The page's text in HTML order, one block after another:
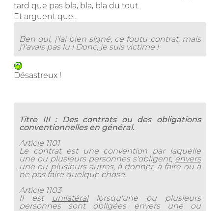
tard que pas bla, bla, bla du tout.
Et arguent que...
Ben oui, j'lai bien signé, ce foutu contrat, mais
j'l'avais pas lu ! Donc, je suis victime !
Désastreux !
Titre III : Des contrats ou des obligations
conventionnelles en général.
Article 1101
Le contrat est une convention par laquelle
une ou plusieurs personnes s'obligent, envers
une ou plusieurs autres, à donner, à faire ou à
ne pas faire quelque chose.
Article 1103
Il est
unilatérallorsqu'une ou plusieurs
personnes sont obligées envers une ou